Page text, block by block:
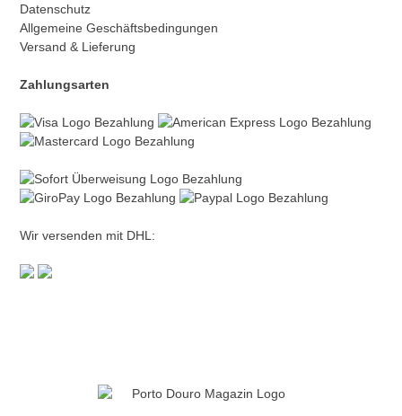
Datenschutz
Allgemeine Geschäftsbedingungen
Versand & Lieferung
Zahlungsarten
Wir versenden mit DHL: